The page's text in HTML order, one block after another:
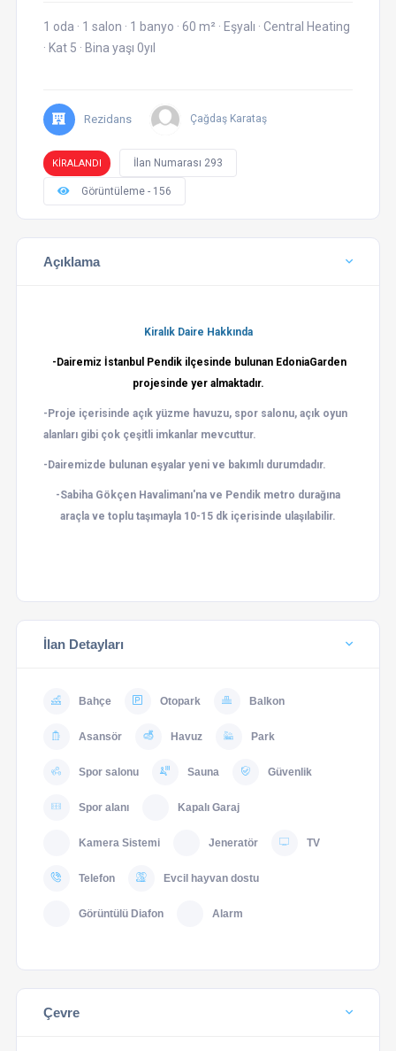
1 oda · 1 salon · 1 banyo · 60 m² · Eşyalı · Central Heating
· Kat 5 · Bina yaşı 0yıl
Rezidans Çağdaş Karataş
KİRALANDI İlan Numarası 293
Görüntüleme - 156
Açıklama
Kiralık Daire Hakkında
-Dairemiz İstanbul Pendik ilçesinde bulunan EdoniaGarden
projesinde yer almaktadır.
-Proje içerisinde açık yüzme havuzu, spor salonu, açık oyun
alanları gibi çok çeşitli imkanlar mevcuttur.
-Dairemizde bulunan eşyalar yeni ve bakımlı durumdadır.
-Sabiha Gökçen Havalimanı'na ve Pendik metro durağına
araçla ve toplu taşımayla 10-15 dk içerisinde ulaşılabilir.
İlan Detayları
Bahçe Otopark Balkon
Asansör Havuz Park
Spor salonu Sauna Güvenlik
Spor alanı Kapalı Garaj
Kamera Sistemi Jeneratör TV
Telefon Evcil hayvan dostu
Görüntülü Diafon Alarm
Çevre